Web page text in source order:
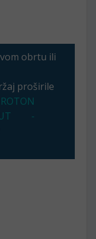
obrtu ili
proširile
-